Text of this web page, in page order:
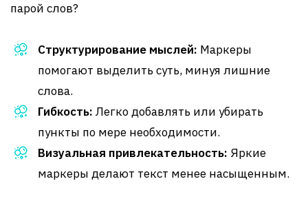
парой слов?
Структурирование мыслей: Маркеры
помогают выделить суть, минуя лишние
слова.
Гибкость: Легко добавлять или убирать
пункты по мере необходимости.
Визуальная привлекательность: Яркие
маркеры делают текст менее насыщенным.